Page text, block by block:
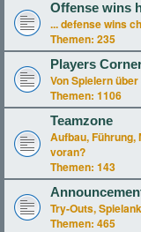
Offense wins
... defense wins
Themen: 235
Players
Von Spielern
Themen: 1106
Teamzone
Aufbau, Führung,
voran?
Themen: 143
Try-Outs,
Themen: 465